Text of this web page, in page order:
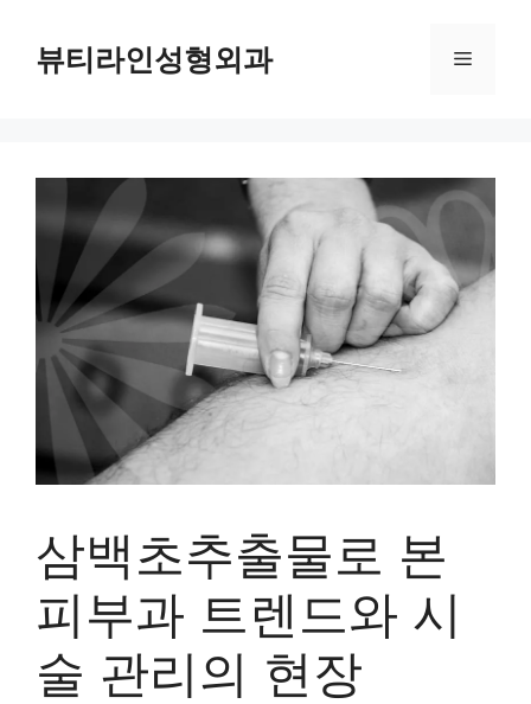
뷰티라인성형외과 메
삼백초추출물로 본
피부과 트렌드와 시
술 관리의 현장